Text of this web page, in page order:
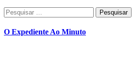
Pesquisar
por:
O Expediente Ao Minuto